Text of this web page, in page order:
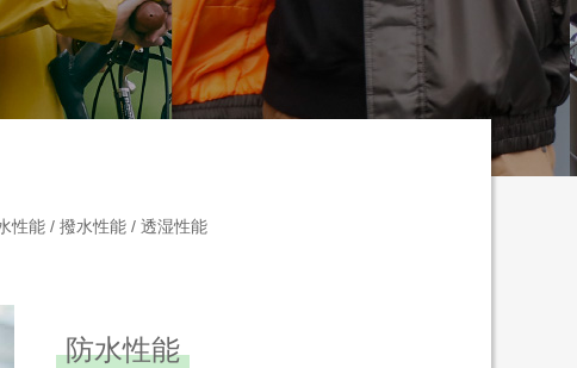
性能 / 撥水性能 / 透湿性能
防水性能